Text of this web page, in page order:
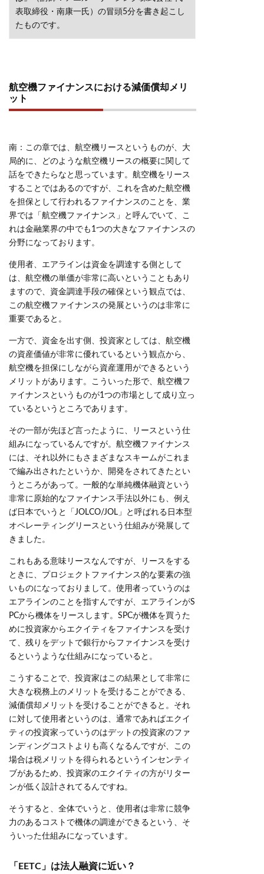
表取締役・南康一氏）の冒頭5分を書き起こし
たものです。
航空機ファイナンスにおける減価償却メリ
ット
南：この章では、航空機リースというものが、大
局的に、どのような航空機リースの概要に関して
話をできたらなと思っています。航空機をリース
することではあるのですが、これを含めた航空機
を担保として行われるファイナンスのことを、業
界では「航空機ファイナンス」と呼んでいて、こ
れは金融業界の中でも1つの大きなファイナンスの
分野になっております。
使用者、エアラインは資金を調達する側として
は、航空機の単価が非常に高いということもあり
ますので、資金調達手段の確保という観点では、
この航空機ファイナンスの発展というのは非常に
重要であると。
一方で、資金を出す側、投資家としては、航空機
の資産価値が非常に優れているという観点から、
航空機を担保にしながら資産運用ができるという
メリットがあります。こういった形で、航空機フ
ァイナンスというものが1つの市場として成り立っ
ているというところであります。
その一部が先ほど言ったように、リースという仕
組みになっているんですが。航空機ファイナンス
には、それ以外にもさまざまなスキームがこれま
で編み出されたというか、開発をされてきたとい
うところがあって。一般的な単純機体融資という
非常に原始的なファイナンス手法以外にも、例え
ば日本でいうと「JOLCO/JOL」と呼ばれる日本型
オペレーティングリースという仕組みが発展して
きました。
これもある意味リースなんですが、リースをする
ときに、プロジェクトファイナンス的な要素の強
いものになっておりまして。使用者っていうのは
エアラインのことを指すんですが、エアラインがS
PCから機体をリースします。SPCが機体を買うた
めに投資家からエクイティをファイナンスを受け
て、残りをデットで銀行からファイナンスを受け
るというような仕組みになっていると。
こうすることで、投資家はこの結果として非常に
大きな税務上のメリットを受けることができる、
減価償却メリットを受けることができると。それ
に対して使用者というのは、通常であればエクイ
ティの投資家っていうのはデットの投資家のファ
ンディングコストよりも高くなるんですが、この
場合は税メリットを得られるというインセンティ
ブがあるため、投資家のエクイティの方がリター
ンが低く設計されてるんですね。
そうすると、全体でいうと、使用者は非常に競争
力のあるコストで機体の調達ができるという、そ
ういった仕組みになっています。
「EETC」は法人融資に近い？